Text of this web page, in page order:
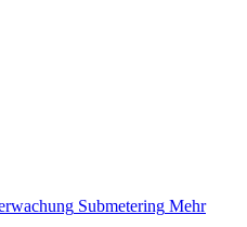
Submetering Mehr